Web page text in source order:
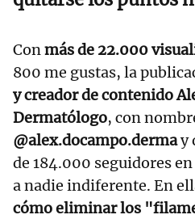
Conmás de 22.000
800 me gustas, la
y creador de contenido
Dermatólogo, con
@alex.docampo.dermay
de 184.000 seguidores en
a nadie indiferente. En
cómo eliminar los